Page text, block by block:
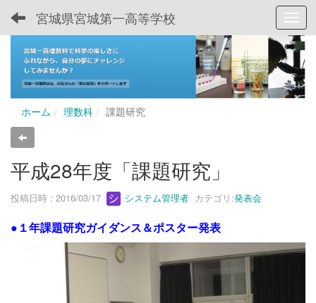
宮城県宮城第一高等学校
ホーム 理数科 課題研究
平成28年度「課題研究」
投稿日時 : 2016/03/17 システム管理者 カテゴリ:発表会
●１年課題研究ガイダンス＆ポスター発表